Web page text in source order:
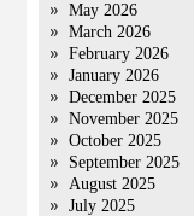
May 2026
March 2026
February 2026
January 2026
December 2025
November 2025
October 2025
September 2025
August 2025
July 2025